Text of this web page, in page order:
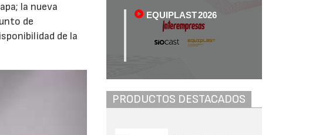
la nueva
de
de la
EQUIPLAST 2026
PRODUCTOS DESTACADOS